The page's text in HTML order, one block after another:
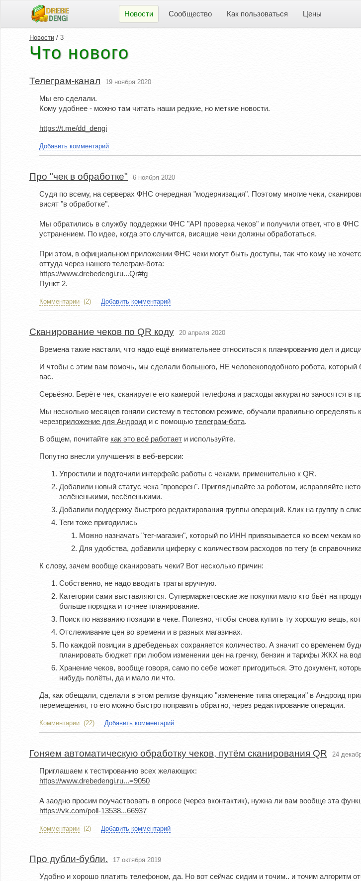
Новости Сообщество Как пользоваться Цены
Новости / 3
Что нового
Телеграм-канал 19 ноября 2020
Мы его сделали.
Кому удобнее - можно там читать наши редкие, но меткие новости.
https://t.me/dd_dengi
Добавить комментарий
Про "чек в обработке" 6 ноября 2020
Судя по всему, на серверах ФНС очередная "модернизация". Поэтому многие чеки,
висят "в обработке".
Мы обратились в службу поддержки ФНС "API проверка чеков" и получили ответ, что в
устранением. По идее, когда это случится, висящие чеки должны обработаться.
При этом, в официальном приложении ФНС чеки могут быть доступы, так что кому не
оттуда через нашего телеграм-бота:
https://www.drebedengi.ru...Qr#tg
Пункт 2.
Комментарии (2) Добавить комментарий
Сканирование чеков по QR коду 20 апреля 2020
Времена такие настали, что надо ещё внимательнее относиться к планированию дел и
И чтобы с этим вам помочь, мы сделали большого, НЕ человекоподобного робота, который
вас.
Серьёзно. Берёте чек, сканируете его камерой телефона и расходы аккуратно заносятся в
Мы несколько месяцев гоняли систему в тестовом режиме, обучали правильно определять
черезприложение для Андроид и с помощью телеграм-бота.
В общем, почитайте как это всё работает и используйте.
Попутно внесли улучшения в веб-версии:
Упростили и подточили интерфейс работы с чеками, применительно к QR.
Добавили новый статус чека "проверен". Приглядывайте за роботом, исправляйте
зелёненькими, весёленькими.
Добавили поддержку быстрого редактирования группы операций. Клик на группу в
Теги тоже пригодились
Можно назначать "тег-магазин", который по ИНН привязывается ко всем чекам
Для удобства, добавили циферку с количеством расходов по тегу (в
К слову, зачем вообще сканировать чеки? Вот несколько причин:
Собственно, не надо вводить траты вручную.
Категории сами выставляются. Супермаркетовские же покупки мало кто бьёт на
больше порядка и точнее планирование.
Поиск по названию позиции в чеке. Полезно, чтобы снова купить ту хорошую вещь,
Отслеживание цен во времени и в разных магазинах.
По каждой позиции в дребеденьах сохраняется количество. А значит со временем
планировать бюджет при любом изменении цен на гречку, бензин и тарифы ЖКХ на
Хранение чеков, вообще говоря, само по себе может пригодиться. Это документ,
нибудь полёты, да и мало ли что.
Да, как обещали, сделали в этом релизе функцию "изменение типа операции" в Андроид
перемещения, то его можно быстро поправить обратно, через редактирование операции.
Комментарии (22) Добавить комментарий
Гоняем автоматическую обработку чеков, путём сканирования QR 24
Приглашаем к тестированию всех желающих:
https://www.drebedengi.ru...=9050
А заодно просим поучаствовать в опросе (через вконтактик), нужна ли вам вообще эта
https://vk.com/poll-13538...66937
Комментарии (2) Добавить комментарий
Про дубли-бубли. 17 октября 2019
Удобно и хорошо платить телефоном, да. Но вот сейчас сидим и точим.. и точим алгоритм